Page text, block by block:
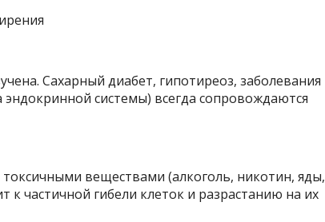
Сахарный диабет, гипотиреоз, заболевания
эндокринной системы) всегда сопровождаются
веществами (алкоголь, никотин, яды,
к частичной гибели клеток и разрастанию на их